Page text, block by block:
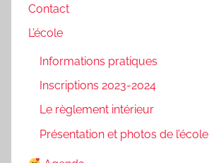
Contact
L’école
Informations pratiques
Inscriptions 2023-2024
Le règlement intérieur
Présentation et photos de l’école